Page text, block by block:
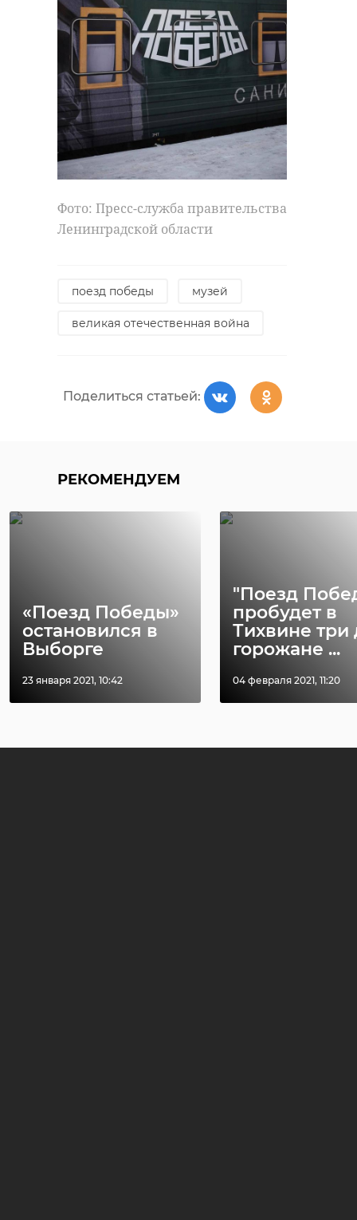
Фото: Пресс-служба правительства
Ленинградской области
поезд победы музей
великая отечественная война
Поделиться статьей:
РЕКОМЕНДУЕМ
«Поезд Победы»
остановился в
Выборге
23 января 2021, 10:42
"Поезд
пробудет в
Тихвине три
горожане ...
04 февраля 2021, 11:20